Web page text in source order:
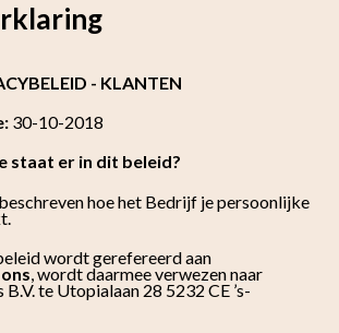
- KLANTEN
30-10-2018
staat er in dit beleid?
hoe het Bedrijf je persoonlijke
wordt gerefereerd aan
ons, wordt daarmee verwezen naar
te Utopialaan 28 5232 CE ’s-